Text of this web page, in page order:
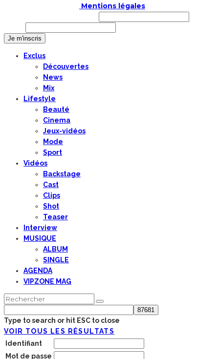
Mentions légales
Exclus
Découvertes
News
Mix
Lifestyle
Beauté
Cinema
Jeux-vidéos
Mode
Sport
Vidéos
Backstage
Cast
Clips
Shot
Teaser
Interview
MUSIQUE
ALBUM
SINGLE
AGENDA
VIPZONE MAG
Type to search or hit ESC to close
VOIR TOUS LES RÉSULTATS
Identifiant
Mot de passe